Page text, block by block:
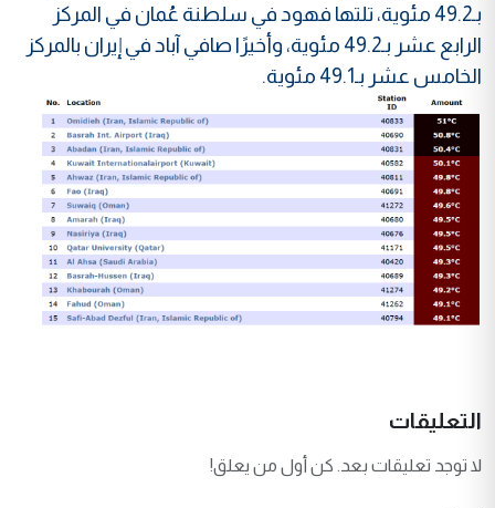
بـ49.2 مئوية، تلتها فهود في سلطنة عُمان في المركز
الرابع عشر بـ49.2 مئوية، وأخيرًا صافي آباد في إيران بالمركز
الخامس عشر بـ49.1 مئوية.
التعليقات
لا توجد تعليقات بعد. كن أول من يعلق!